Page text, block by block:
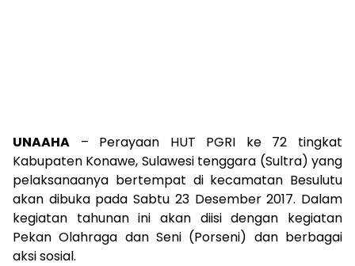
UNAAHA – Perayaan HUT PGRI ke 72 tingkat
Kabupaten Konawe, Sulawesi tenggara (Sultra) yang
pelaksanaanya bertempat di kecamatan Besulutu
akan dibuka pada Sabtu 23 Desember 2017. Dalam
kegiatan tahunan ini akan diisi dengan kegiatan
Pekan Olahraga dan Seni (Porseni) dan berbagai
aksi sosial.